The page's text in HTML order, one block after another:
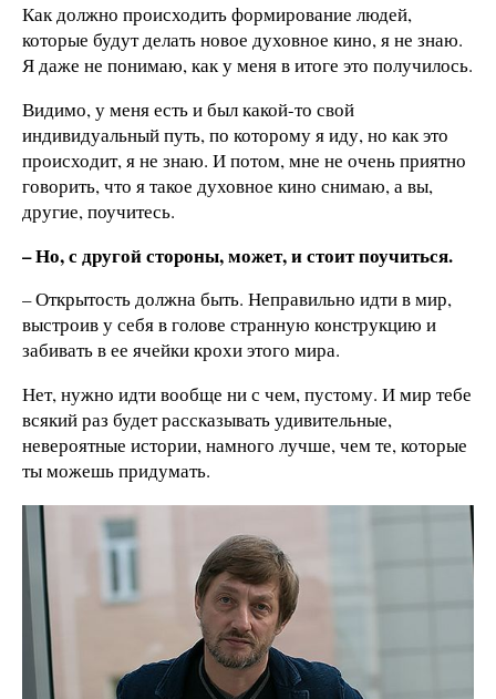
Как должно происходить формирование людей,
которые будут делать новое духовное кино, я не знаю.
Я даже не понимаю, как у меня в итоге это получилось.
Видимо, у меня есть и был какой-то свой
индивидуальный путь, по которому я иду, но как это
происходит, я не знаю. И потом, мне не очень приятно
говорить, что я такое духовное кино снимаю, а вы,
другие, поучитесь.
– Но, с другой стороны, может, и стоит поучиться.
– Открытость должна быть. Неправильно идти в мир,
выстроив у себя в голове странную конструкцию и
забивать в ее ячейки крохи этого мира.
Нет, нужно идти вообще ни с чем, пустому. И мир тебе
всякий раз будет рассказывать удивительные,
невероятные истории, намного лучше, чем те, которые
ты можешь придумать.